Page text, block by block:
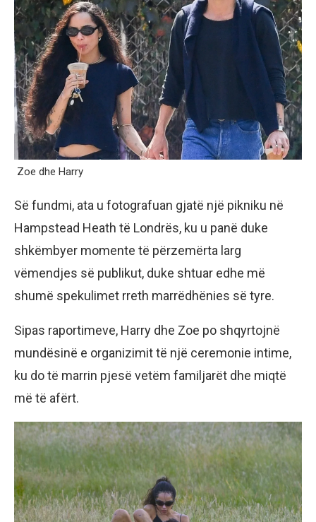
Zoe dhe Harry
Së fundmi, ata u fotografuan gjatë një pikniku në
Hampstead Heath të Londrës, ku u panë duke
shkëmbyer momente të përzemërta larg
vëmendjes së publikut, duke shtuar edhe më
shumë spekulimet rreth marrëdhënies së tyre.
Sipas raportimeve, Harry dhe Zoe po shqyrtojnë
mundësinë e organizimit të një ceremonie intime,
ku do të marrin pjesë vetëm familjarët dhe miqtë
më të afërt.